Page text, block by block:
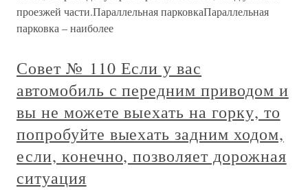
проезжей части.Параллельная парковкаПараллельная
парковка – наиболее
Совет № 110 Если у вас
автомобиль с передним приводом и
вы не можете выехать на горку, то
попробуйте выехать задним ходом,
если, конечно, позволяет дорожная
ситуация